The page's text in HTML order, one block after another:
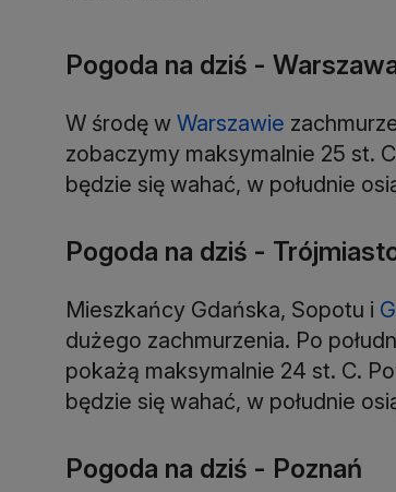
Pogoda na dziś -
W środę w Warszawie
zobaczymy maksymalnie 25 st.
będzie się wahać, w południe
Pogoda na dziś -
Mieszkańcy Gdańska, Sopotu i
dużego zachmurzenia. Po
pokażą maksymalnie 24 st. C.
będzie się wahać, w południe
Pogoda na dziś - Poznań